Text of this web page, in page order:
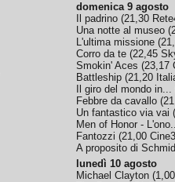
domenica 9 agosto
Il padrino (21,30
Una notte al museo (
L'ultima missione (
Corro da te (22,45
Smokin' Aces (23,17
Battleship (21,20
Il giro del mondo in...
Febbre da cavallo (
Un fantastico via vai
Men of Honor -
Fantozzi (21,00
A proposito di
lunedì 10 agosto
Michael Clayton (1,00